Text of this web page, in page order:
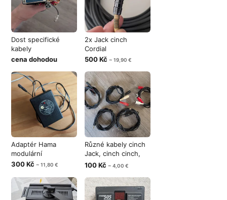
Dost specifické
kabely
cena dohodou
2x Jack cinch
Cordial
500 Kč ~ 19,90 €
Adaptér Hama
modulární
300 Kč ~ 11,80 €
Různé kabely cinch
Jack, cinch cinch,
Jack pr
100 Kč ~ 4,00 €